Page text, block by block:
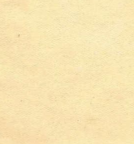
Nauka gry na tradycyjnych